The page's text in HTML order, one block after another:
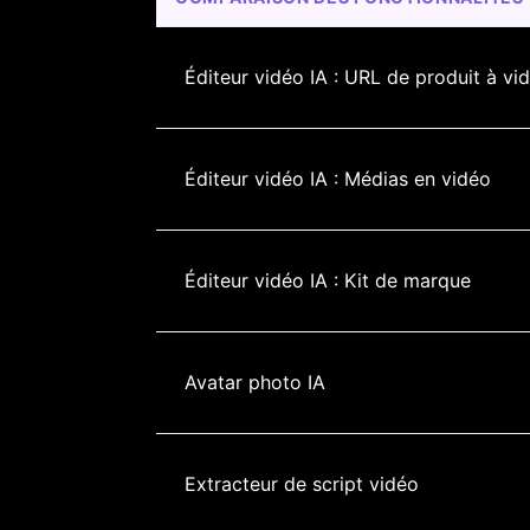
Éditeur vidéo IA : URL de produit à
Éditeur vidéo IA : Médias en vidéo
Éditeur vidéo IA : Kit de marque
Avatar photo IA
Extracteur de script vidéo